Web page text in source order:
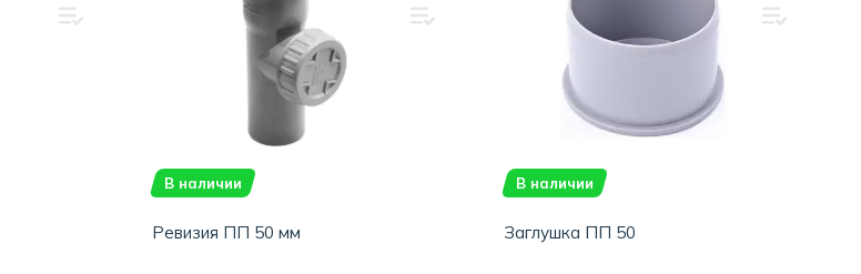
В наличии
Ревизия ПП 50 мм
В наличии
Заглушка ПП 50